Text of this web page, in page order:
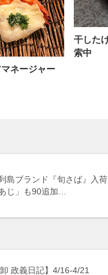
マネージャー
干した
索中
島ブランド『旬さば』入
あじ」も90追加…
政義日記】4/16-4/21